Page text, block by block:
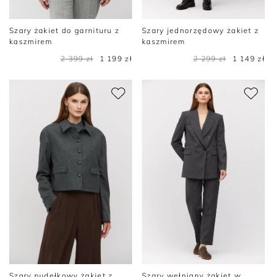
Szary żakiet do garnituru z
kaszmirem
2 399 zł
1 199 zł
Szary jednorzędowy żakiet z
kaszmirem
2 299 zł
1 149 zł